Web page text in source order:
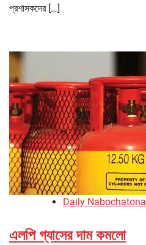
প্রশাসকদের […]
Daily Nabochatona
এলপি গ্যাসের দাম কমলো